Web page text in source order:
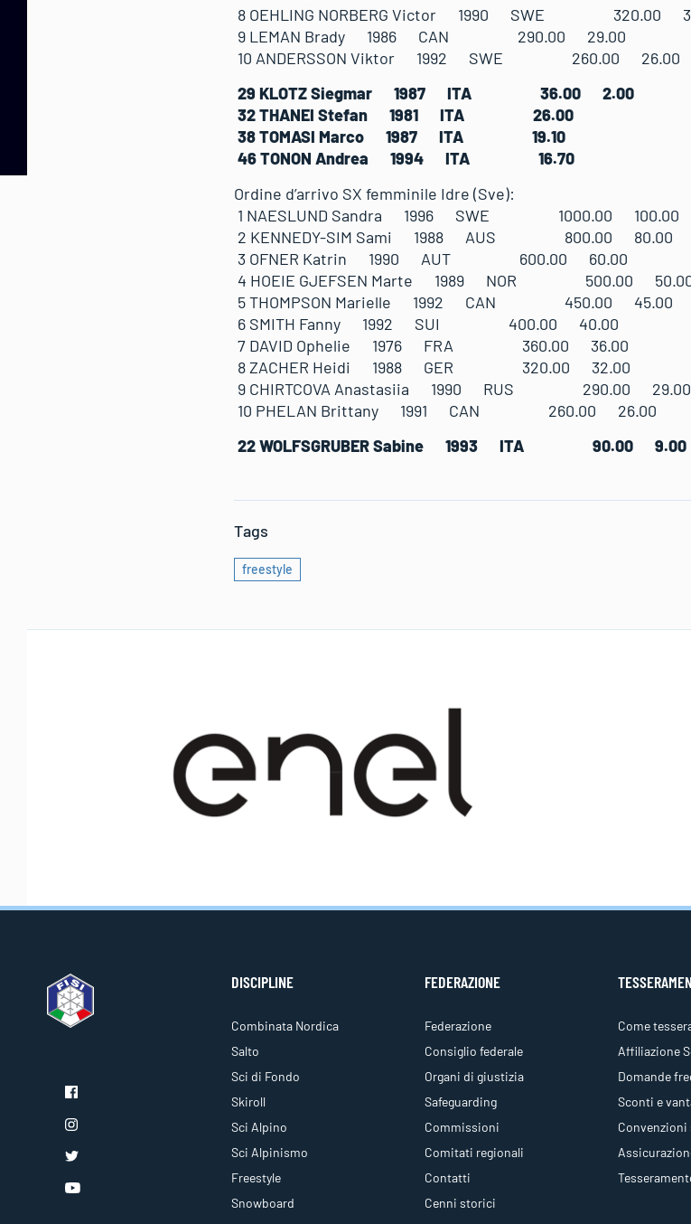
8 OEHLING NORBERG Victor 1990 SWE 320.00
9 LEMAN Brady 1986 CAN 290.00 29.00
10 ANDERSSON Viktor 1992 SWE 260.00 26.00
29 KLOTZ Siegmar 1987 ITA 36.00 2.00
32 THANEI Stefan 1981 ITA 26.00
38 TOMASI Marco 1987 ITA 19.10
46 TONON Andrea 1994 ITA 16.70
Ordine d’arrivo SX femminile Idre (Sve):
1 NAESLUND Sandra 1996 SWE 1000.00 100.00
2 KENNEDY-SIM Sami 1988 AUS 800.00 80.00
3 OFNER Katrin 1990 AUT 600.00 60.00
4 HOEIE GJEFSEN Marte 1989 NOR 500.00
5 THOMPSON Marielle 1992 CAN 450.00 45.00
6 SMITH Fanny 1992 SUI 400.00 40.00
7 DAVID Ophelie 1976 FRA 360.00 36.00
8 ZACHER Heidi 1988 GER 320.00 32.00
9 CHIRTCOVA Anastasiia 1990 RUS 290.00 29.00
10 PHELAN Brittany 1991 CAN 260.00 26.00
22 WOLFSGRUBER Sabine 1993 ITA 90.00 9.00
Tags
freestyle
DISCIPLINE
Combinata Nordica
Salto
Sci di Fondo
Skiroll
Sci Alpino
Sci Alpinismo
Freestyle
Snowboard
FEDERAZIONE
Federazione
Consiglio federale
Organi di giustizia
Safeguarding
Commissioni
Comitati regionali
Contatti
Cenni storici
Come
Affiliazione
Domande
Sconti e
Convenzioni